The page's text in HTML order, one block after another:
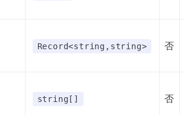
Record<string,string> 否
string[] 否